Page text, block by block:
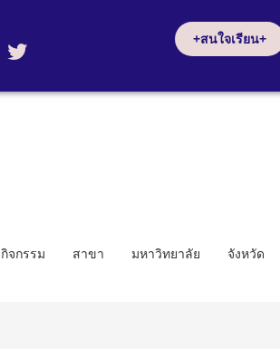
+สนใจเรียน+
กิจกรรม สาขา มหาวิทยาลัย จังหวัด